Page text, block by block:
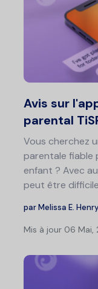
Avis sur
parental
Vous cherchez
parentale fiable
enfant ? Avec
peut être
parMelissa E. Henry
Mis à jour 06 Mai,